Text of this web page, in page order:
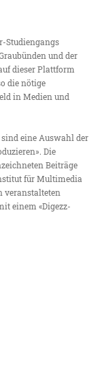
Studiengangs
und der
dieser Plattform
die nötige
in Medien und
sind eine Auswahl der
Die
Beiträge
für Multimedia
veranstalteten
einem «Digezz-